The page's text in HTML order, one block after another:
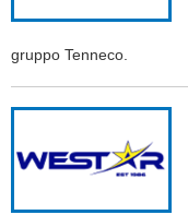
gruppo Tenneco.